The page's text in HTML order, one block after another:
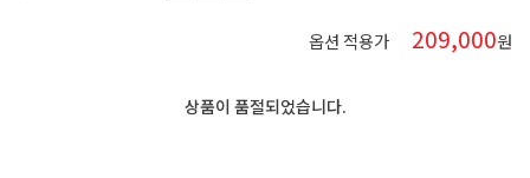
옵션 적용가 209,000원
상품이 품절되었습니다.